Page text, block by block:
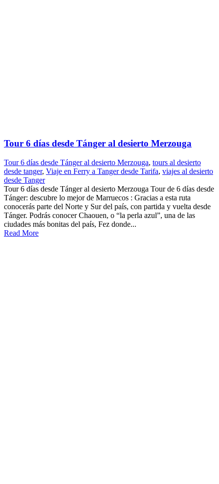
Tour 6 días desde Tánger al desierto Merzouga
Tour 6 días desde Tánger al desierto Merzouga, tours al desierto
desde tanger, Viaje en Ferry a Tanger desde Tarifa, viajes al desierto
desde Tanger
Tour 6 días desde Tánger al desierto Merzouga Tour de 6 días desde
Tánger: descubre lo mejor de Marruecos : Gracias a esta ruta
conocerás parte del Norte y Sur del país, con partida y vuelta desde
Tánger. Podrás conocer Chaouen, o “la perla azul”, una de las
ciudades más bonitas del país, Fez donde...
Read More